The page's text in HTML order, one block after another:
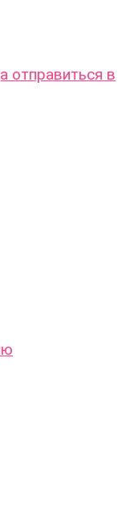
отправиться в